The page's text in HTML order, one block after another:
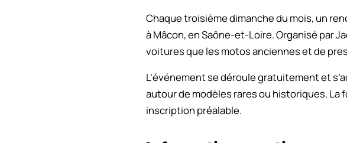
Chaque troisième dimanche du mois, un
à Mâcon, en Saône-et-Loire. Organisé par
voitures que les motos anciennes et de
L’événement se déroule gratuitement et
autour de modèles rares ou historiques.
inscription préalable.